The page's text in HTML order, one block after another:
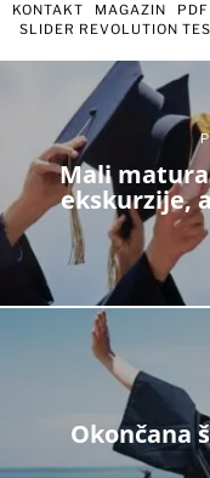
KONTAKT MAGAZIN
SLIDER REVOLUTION
Mali
ekskurzije,
Okončana